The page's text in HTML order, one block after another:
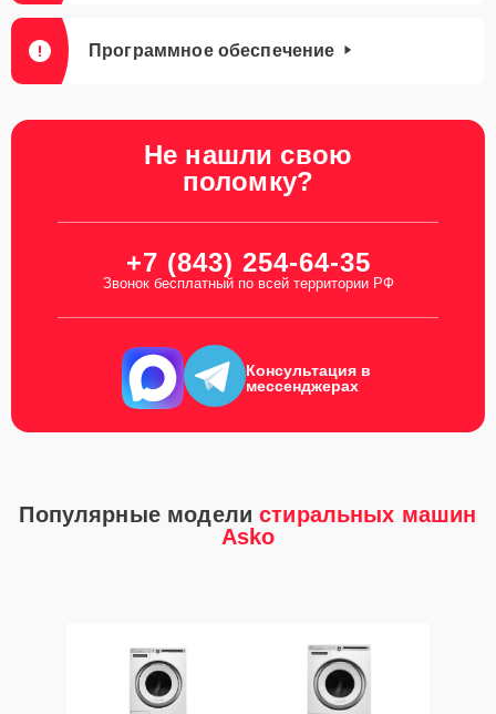
Программное обеспечение
Не нашли свою
поломку?
+7 (843) 254-64-35
Звонок бесплатный по всей территории РФ
Консультация в
мессенджерах
Популярные моделистиральных машин
Asko